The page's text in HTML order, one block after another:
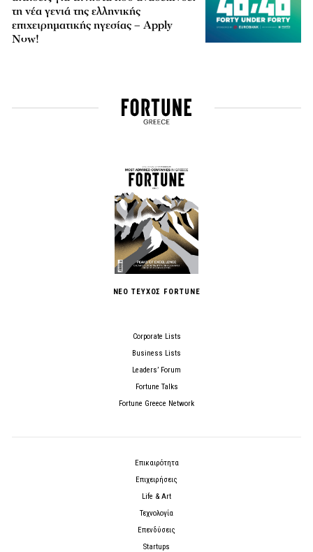
τη νέα γενιά της ελληνικής
επιχειρηματικής ηγεσίας – Apply
Now!
ΝΕΟ ΤΕΥΧΟΣ FORTUNE
Corporate Lists
Business Lists
Leaders’ Forum
Fortune Talks
Fortune Greece Network
Επικαιρότητα
Επιχειρήσεις
Life & Art
Τεχνολογία
Επενδύσεις
Startups